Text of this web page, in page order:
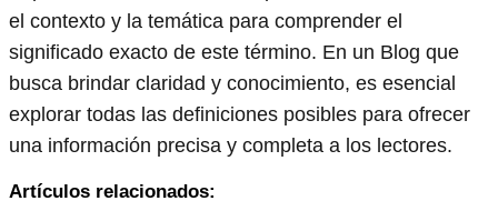
el contexto y la temática para comprender el
significado exacto de este término. En un Blog que
busca brindar claridad y conocimiento, es esencial
explorar todas las definiciones posibles para ofrecer
una información precisa y completa a los lectores.
Artículos relacionados: